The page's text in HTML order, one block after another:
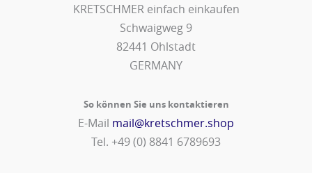
KRETSCHMER einfach einkaufen
Schwaigweg 9
82441 Ohlstadt
GERMANY
So können Sie uns kontaktieren
E-Mail mail@kretschmer.shop
Tel. +49 (0) 8841 6789693‬